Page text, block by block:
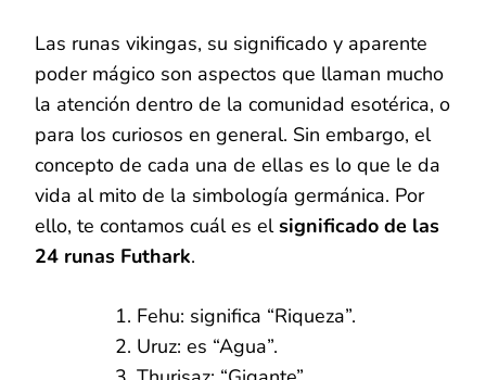
Las runas vikingas, su significado y aparente
poder mágico son aspectos que llaman mucho
la atención dentro de la comunidad esotérica, o
para los curiosos en general. Sin embargo, el
concepto de cada una de ellas es lo que le da
vida al mito de la simbología germánica. Por
ello, te contamos cuál es elsignificado de las
24 runas Futhark.
Fehu: significa “Riqueza”.
Uruz: es “Agua”.